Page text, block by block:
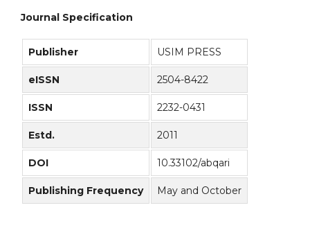
Journal Specification
Publisher USIM PRESS
eISSN 2504-8422
ISSN 2232-0431
Estd. 2011
DOI 10.33102/abqari
Publishing Frequency May and October